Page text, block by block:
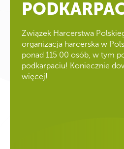
Związek Harcerstwa
organizacja harcerska w
ponad 115 00 osób, w tym
podkarpaciu! Koniecznie
więcej!